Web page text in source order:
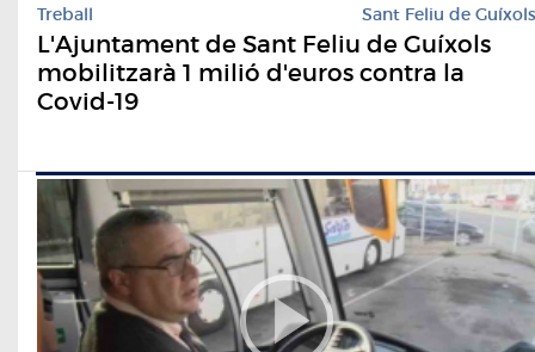
Treball Sant Feliu de Guíxols
L'Ajuntament de Sant Feliu de Guíxols
mobilitzarà 1 milió d'euros contra la
Covid-19